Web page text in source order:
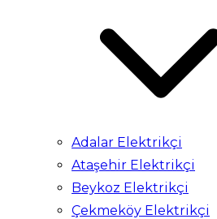
Adalar Elektrikçi
Ataşehir Elektrikçi
Beykoz Elektrikçi
Çekmeköy Elektrikçi